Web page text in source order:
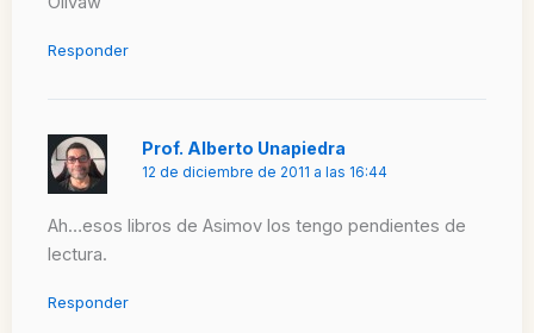
Responder
Prof. Alberto Unapiedra
12 de diciembre de 2011 a las 16:44
Ah…esos libros de Asimov los tengo pendientes de
lectura.
Responder